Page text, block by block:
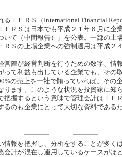
ＩＦＲＳ（International Financial
ＦＲＳは日本でも平成２１年６月に企
いて（中間報告）」を公表。一部の上
ＲＳの上場企業への強制適用は平成２
営陣が経営判断を行うための数字、情
って利益も出している企業でも、その
の売上を一社で賄っていれば、その
ます。このような状況を投資家に知
握するという意味で管理会計はＩＦ
のも企業にとって大切な資料であるた
情報を把握し、分析をすることが多く
会計が混在し運用しているケースがほ